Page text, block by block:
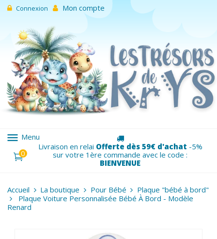
Connexion Mon compte
menu Menu
0
Livraison en relai Offerte dès 59€ d'achat -5%
sur votre 1ère commande avec le code :
BIENVENUE
Accueil La boutique Pour Bébé
Plaque "bébé à bord"
Plaque Voiture Personnalisée Bébé À Bord - Modèle
Renard